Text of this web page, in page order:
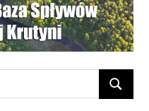
SEARCH